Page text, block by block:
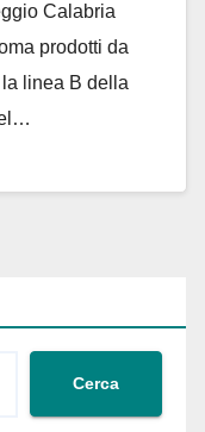
Calabria
prodotti da
linea B della
Cerca